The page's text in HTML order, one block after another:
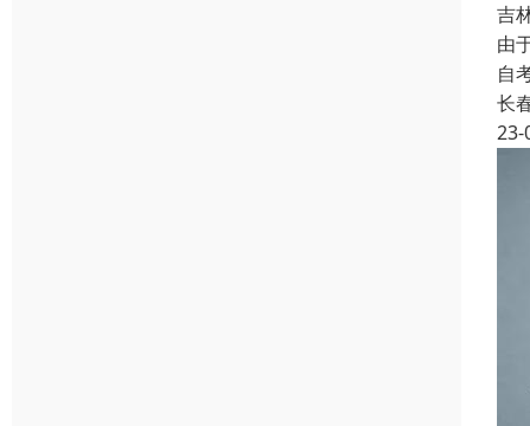
吉
由
自
长
23-